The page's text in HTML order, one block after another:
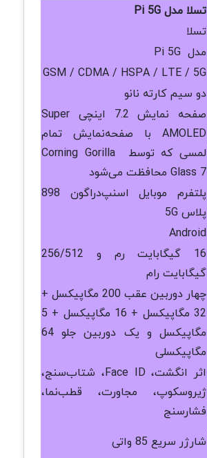
تسلا مدل
تسلا
مدل Pi 5G
GSM / CDMA / HSPA / LTE / 5G
دو سیم کارته نانو
صفحه نمایش 7.2 اینچی Super
AMOLED با صفحه‌نمایش تمام
لمسی که توسط Corning Gorilla
Glass 7 محافظت می‌شود
پلتفرم موبایل اسنپ‌دراگون 898
پلاس 5G
Android
16 گیگابایت رم و 256/512
گیگابایت رام
چهار دوربین عقب 200 مگاپیکسل +
32 مگاپیکسل + 16 مگاپیکسل + 5
مگاپیکسل و یک دوربین جلو 64
مگاپیکسلی
اثر انگشت، Face ID، شتاب‌سنج،
ژیروسکوپ، مجاورت، قطب‌نما،
فشارسنج
شارژر سریع 85 واتی